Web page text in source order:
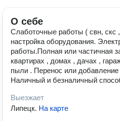
О себе
Слаботочные работы ( свн, скс
настройка оборудования.
работы.Полная или частичная
квартирах , домах , дачах ,
пыли . Перенос или
Наличный и безналичный
Выезжает
Липецк. На карте